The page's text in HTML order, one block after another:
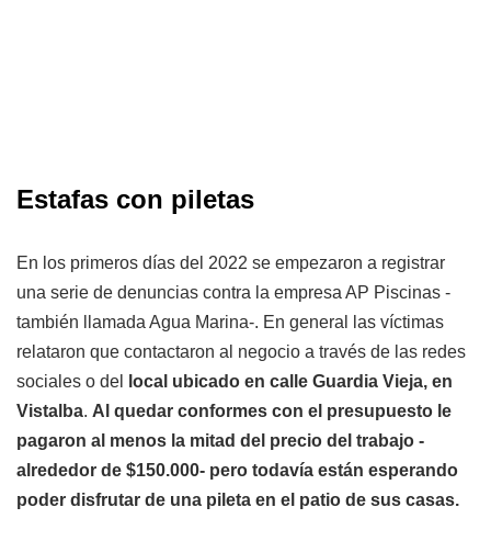
Estafas con piletas
En los primeros días del 2022 se empezaron a registrar
una serie de denuncias contra la empresa AP Piscinas -
también llamada Agua Marina-. En general las víctimas
relataron que contactaron al negocio a través de las redes
sociales o del
local ubicado en calle Guardia Vieja, en
Vistalba. Al quedar conformes con el presupuesto le
pagaron al menos la mitad del precio del trabajo -
alrededor de $150.000- pero todavía están esperando
poder disfrutar de una pileta en el patio de sus casas.